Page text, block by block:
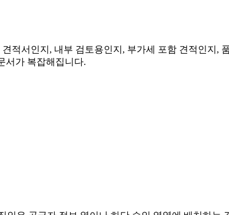
적서인지, 내부 검토용인지, 부가세 포함 견적인지,
서가 복잡해집니다.